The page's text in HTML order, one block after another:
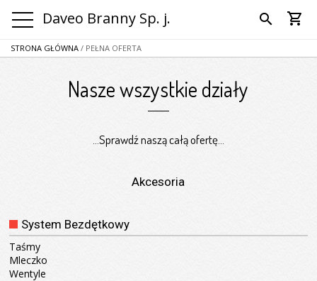
Daveo Branny Sp. j. search shopping_cart
STRONA GŁÓWNA / PEŁNA OFERTA
Nasze wszystkie działy
...Sprawdź naszą całą ofertę...
Akcesoria
System Bezdętkowy
Taśmy
Mleczko
Wentyle